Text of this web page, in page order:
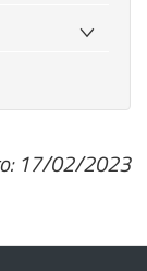
17/02/2023